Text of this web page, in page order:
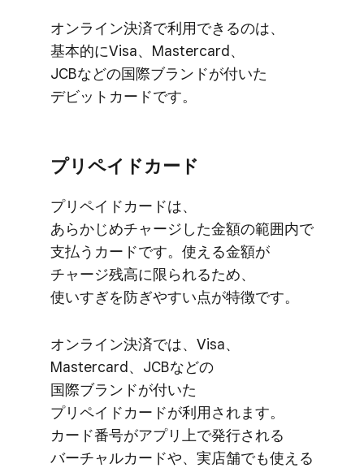
オンライン決済で​利用できるのは、​
基本的に​Visa、​Mastercard、​
JCBなどの​国際ブランドが​付いた​
デビットカードです。
プリペイドカード
プリペイドカードは、​
あらかじめチャージした​金額の​範囲内で​
支払う​カードです。​使える​金額が​
チャージ残高に​限られる​ため、​
使いすぎを​防ぎやすい​点が​特徴です。
オンライン決済では、​Visa、​
Mastercard、​JCBなどの​
国際ブランドが​付いた​
プリペイドカードが​利用されます。​
カード番号が​アプリ上で​発行される​
バーチャルカードや、​実店舗でも​使える​